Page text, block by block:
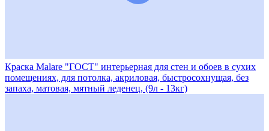
Краска Malare "ГОСТ" интерьерная для стен и обоев в сухих
помещениях, для потолка, акриловая, быстросохнущая, без
запаха, матовая, мятный леденец, (9л - 13кг)